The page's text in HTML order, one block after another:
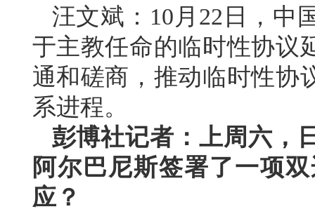
汪文斌：10月22日，中
于主教任命的临时性协议
通和磋商，推动临时性协
系进程。
彭博社记者：上周六，
阿尔巴尼斯签署了一项
应？